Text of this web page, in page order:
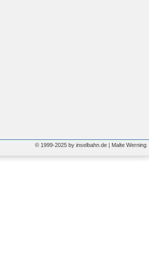
© 1999-2025 by inselbahn.de | Malte Werning